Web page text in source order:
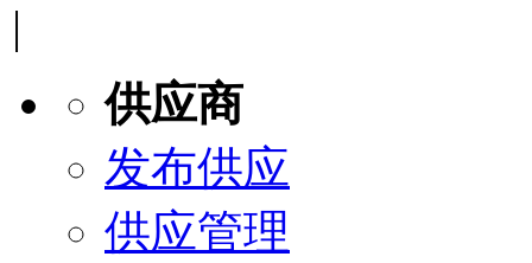
|
供应商
发布供应
供应管理